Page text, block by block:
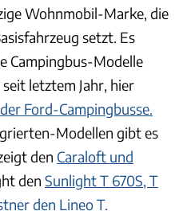
Wohnmobil-Marke, die
setzt. Es
Campingbus-Modelle
letztem Jahr, hier
Ford-Campingbusse.
Modellen gibt es
den Caraloft und
den Sunlight T 670S, T
den Lineo T.